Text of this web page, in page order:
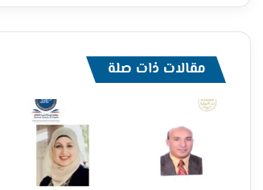
مقالات ذات صلة